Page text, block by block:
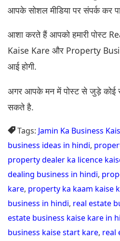
आपके सोशल मीडिया पर संपर्क कर
आशा करते हैं आपको हमारी पोस्ट
Kaise Kare और Property
आई होगी.
अगर आपके मन में पोस्ट से जुड़े कोई
सकते है.
Tags: Jamin Ka Business
business ideas in hindi,
property dealer ka licence
dealing business in hindi,
kare, property ka kaam kaise
business in hindi, real estate
estate business kaise kare in
business kaise start kare, real